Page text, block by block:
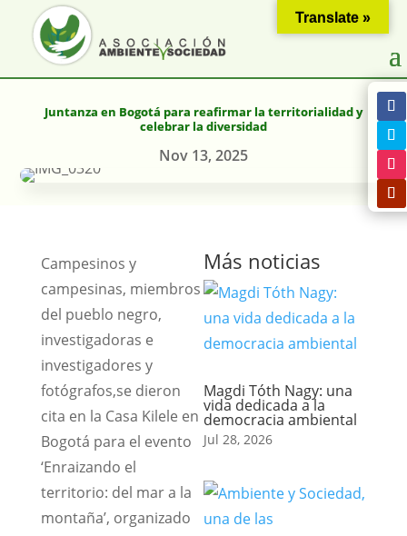
Juntanza en Bogotá para reafirmar la territorialidad y
celebrar la diversidad
Nov 13, 2025
Campesinos y
campesinas, miembros
del pueblo negro,
investigadoras e
investigadores y
fotógrafos,se dieron
cita en la Casa Kilele en
Bogotá para el evento
‘Enraizando el
territorio: del mar a la
montaña’, organizado
Más noticias
Magdi Tóth Nagy: una
vida dedicada a la
democracia ambiental
Jul 28, 2026
Translate »